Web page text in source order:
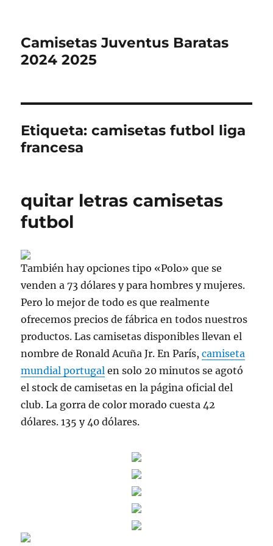
Camisetas Juventus Baratas
2024 2025
Etiqueta:camisetas futbol liga
francesa
quitar letras camisetas
futbol
También hay opciones tipo «Polo» que se
venden a 73 dólares y para hombres y mujeres.
Pero lo mejor de todo es que realmente
ofrecemos precios de fábrica en todos nuestros
productos. Las camisetas disponibles llevan el
nombre de Ronald Acuña Jr. En París,camiseta
mundial portugal en solo 20 minutos se agotó
el stock de camisetas en la página oficial del
club. La gorra de color morado cuesta 42
dólares. 135 y 40 dólares.